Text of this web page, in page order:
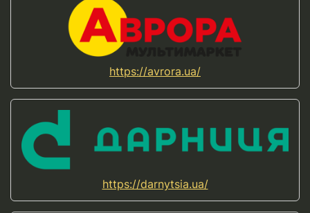
https://avrora.ua/
https://darnytsia.ua/